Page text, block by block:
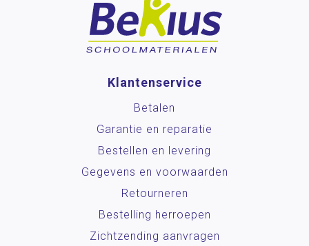
Klantenservice
Betalen
Garantie en reparatie
Bestellen en levering
Gegevens en voorwaarden
Retourneren
Bestelling herroepen
Zichtzending aanvragen